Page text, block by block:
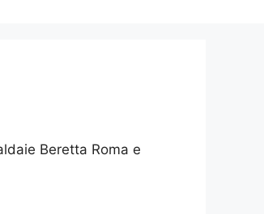
Beretta Roma e